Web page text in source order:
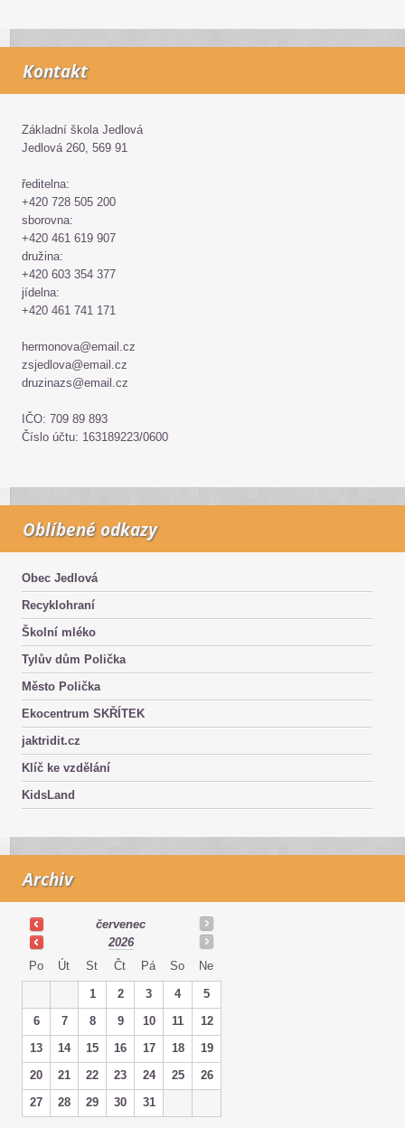
Kontakt
Základní škola Jedlová
Jedlová 260, 569 91
ředitelna:
+420 728 505 200
sborovna:
+420 461 619 907
družina:
+420 603 354 377
jídelna:
+420 461 741 171
hermonova@email.cz
zsjedlova@email.cz
druzinazs@email.cz
IČO: 709 89 893
Číslo účtu: 163189223/0600
Oblíbené odkazy
Obec Jedlová
Recyklohraní
Školní mléko
Tylův dům Polička
Město Polička
Ekocentrum SKŘÍTEK
jaktridit.cz
Klíč ke vzdělání
KidsLand
Archiv
červenec
2026
Po
Út St Čt Pá So Ne
1 2 3 4
5
6
7 8 9 10 11
12
13
14 15 16 17 18
19
20
21 22 23 24 25
26
27
28 29 30 31